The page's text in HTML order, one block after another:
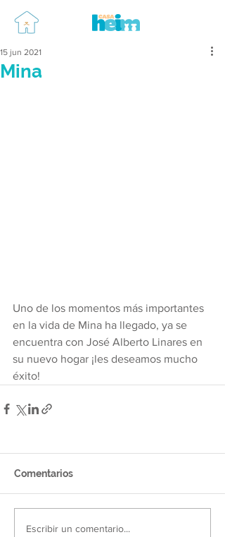
Mina
15 jun 2021
Uno de los momentos más importantes
en la vida de Mina ha llegado, ya se
encuentra con José Alberto Linares en
su nuevo hogar ¡les deseamos mucho
éxito!
Comentarios
Escribir un comentario...